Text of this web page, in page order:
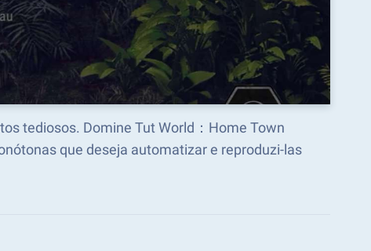
tediosos. Domine Tut World：Home Town
que deseja automatizar e reproduzi-las